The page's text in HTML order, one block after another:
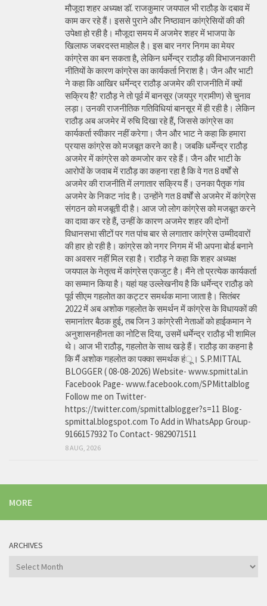
मौजूदा शहर अध्यक्ष डॉ. राजकुमार जयपाल भी राठौड़ के दबाव में
काम कर रहे हैं। इससे पुराने और निष्ठावान कांग्रेसियों की की
उपेक्षा हो रही है। मौजूदा समय में अजमेर शहर में भाजपा के
खिलाफ जबरदस्त माहोल है। इस बार नगर निगम का मेयर
कांग्रेस का बन सकता है, लेकिन धर्मेन्द्र राठौड़ की विभाजनकारी
नीतियों के कारण कांग्रेस का कार्यकर्ता निराश है। जैन और भाटी
ने कहा कि आखिर धर्मेन्द्र राठौड़ अजमेर की राजनीति में क्यों
सक्रिय हैै? राठौड़ ने तो पूर्व में बानसूर (जयपुर ग्रामीण) से चुनाव
लड़ा। उनकी राजनीतिक गतिविधियां बानसूर में ही रही है। लेकिन
राठौड़ अब अजमेर में रुचि दिखा रहे हैं, जिससे कांग्रेस का
कार्यकर्ता स्वीकार नहीं करेगा। जैन और भाट ने कहा कि हमारा
प्रयास कांग्रेस को मजबूत करने का है। जबकि धर्मेन्द्र राठौड़
अजमेर में कांग्रेस को कमजोर कर रहे हैं। जैन और भाटी के
आरोपों के जवाब में राठौड़ का कहना रहा है कि वे गत 8 वर्षों से
अजमेर की राजनीति में लगातार सक्रिय हैं। उनका पैतृक गांव
अजमेर के निकट नांद है। उन्होंने गत 8 वर्षों से अजमेर में कांग्रेस
संगठन को मजबूती दी है। आज जो लोग कांग्रेस को मजबूत करने
का दावा कर रहे हैं, उन्हीं के कारण अजमेर शहर की दोनों
विधानसभा सीटों पर गत पांच बार से लगातार कांग्रेस उम्मीदवारों
की हार हो रही है। कांग्रेस को नगर निगम में भी अपना बोर्ड बनाने
का अवसर नहीं मिल रहा है। राठौड़ ने कहा कि शहर अध्यक्ष
जयपाल के नेतृत्व में कांग्रेस एकजुट है। मैंने तो प्रत्येक कार्यकर्ता
का सम्मान किया है। यहां यह उल्लेखनीय है कि धर्मेन्द्र राठौड़ को
पूर्व सीएम गहलोत का कट्टर समर्थक माना जाता है। सितंबर
2022 में अब अशोक गहलोत के समर्थन में कांग्रेस के विधायकों की
समानांतर बैठक हुई, तब जिन 3 कांग्रेसी नेताओं को हाईकमान ने
अनुशासनहीनता का नोटिस दिया, उसमें धर्मेन्द्र राठौड़ भी शामिल
थे। आज भी राठौड़, गहलोत के साथ खड़े हैं। राठौड़ का कहना है
कि मैं अशोक गहलोत का पक्का समर्थक हंू। S.P.MITTAL
BLOGGER ( 08-08-2026) Website- www.spmittal.in
Facebook Page- www.facebook.com/SPMittalblog
Follow me on Twitter-
https://twitter.com/spmittalblogger?s=11 Blog-
spmittal.blogspot.com To Add in WhatsApp Group-
9166157932 To Contact- 9829071511
8 AUG, 2026
MORE
ARCHIVES
Archives